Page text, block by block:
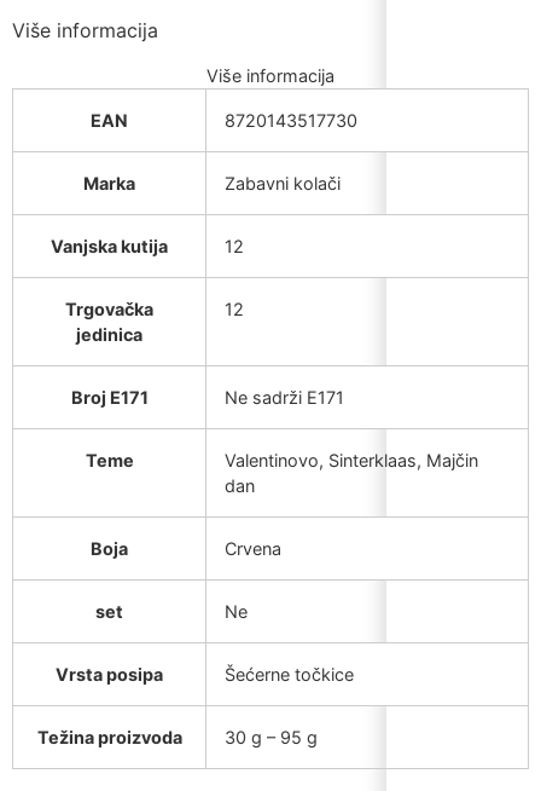
Više informacija
Više informacija
EAN 8720143517730
Marka Zabavni kolači
Vanjska kutija 12
Trgovačka
jedinica
12
Broj E171 Ne sadrži E171
Teme
Valentinovo, Sinterklaas, Majčin
dan
Boja Crvena
set Ne
Vrsta posipa Šećerne točkice
Težina proizvoda 30 g – 95 g